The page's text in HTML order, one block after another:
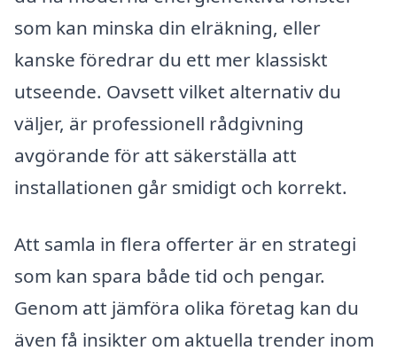
som kan minska din elräkning, eller
kanske föredrar du ett mer klassiskt
utseende. Oavsett vilket alternativ du
väljer, är professionell rådgivning
avgörande för att säkerställa att
installationen går smidigt och korrekt.
Att samla in flera offerter är en strategi
som kan spara både tid och pengar.
Genom att jämföra olika företag kan du
även få insikter om aktuella trender inom